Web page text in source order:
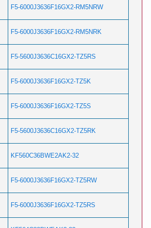
F5-6000J3636F16GX2-RM5NRW
F5-6000J3636F16GX2-RM5NRK
F5-5600J3636C16GX2-TZ5RS
F5-6000J3636F16GX2-TZ5K
F5-6000J3636F16GX2-TZ5S
F5-5600J3636C16GX2-TZ5RK
KF560C36BWE2AK2-32
F5-6000J3636F16GX2-TZ5RW
F5-6000J3636F16GX2-TZ5RS